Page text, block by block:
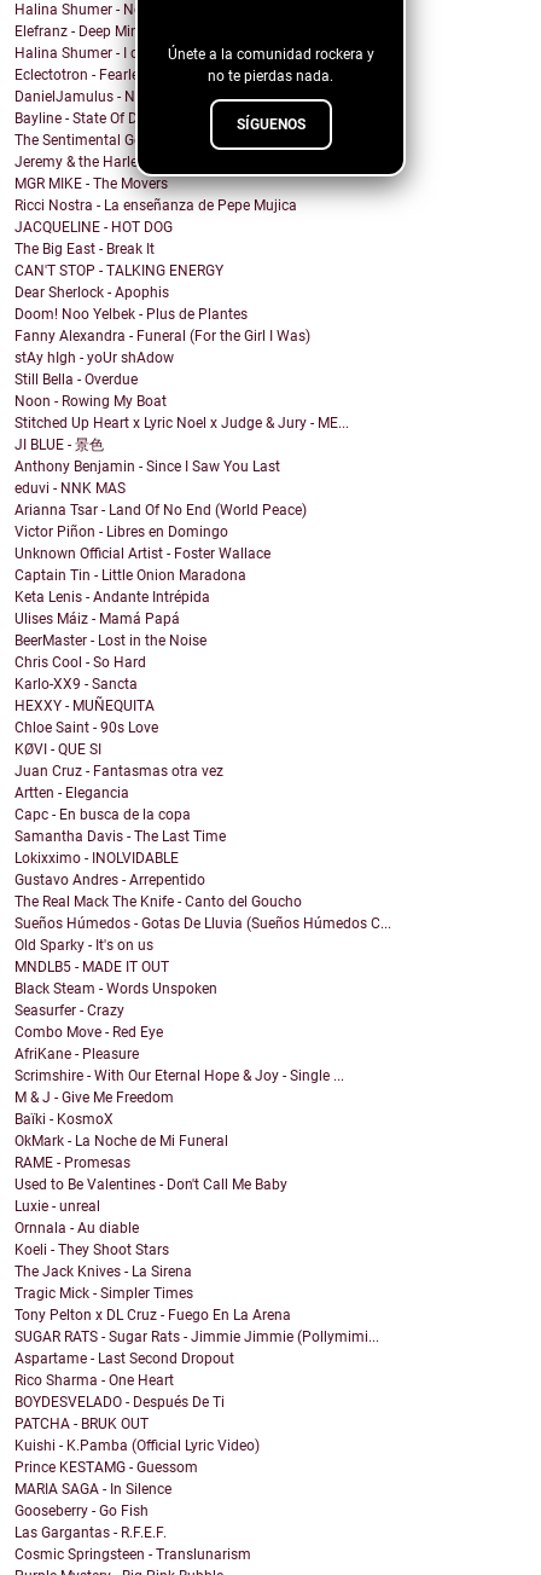
Únete a la comunidad rockera y
no te pierdas nada.
SÍGUENOS
Halina Shumer - No Centro
Elefranz - Deep Mind
Halina Shumer - I don't know
Eclectotron - Fearless
DanielJamulus - No need to cry
Bayline - State Of Despair
The Sentimental Gents - I Wanna Rock With You Baby
Jeremy & the Harlequins - Let Me Down
MGR MIKE - The Movers
Ricci Nostra - La enseñanza de Pepe Mujica
JACQUELINE - HOT DOG
The Big East - Break It
CAN'T STOP - TALKING ENERGY
Dear Sherlock - Apophis
Doom! Noo Yelbek - Plus de Plantes
Fanny Alexandra - Funeral (For the Girl I Was)
stAy hIgh - yoUr shAdow
Still Bella - Overdue
Noon - Rowing My Boat
Stitched Up Heart x Lyric Noel x Judge & Jury - ME...
JI BLUE - 景色
Anthony Benjamin - Since I Saw You Last
eduvi - NNK MAS
Arianna Tsar - Land Of No End (World Peace)
Victor Piñon - Libres en Domingo
Unknown Official Artist - Foster Wallace
Captain Tin - Little Onion Maradona
Keta Lenis - Andante Intrépida
Ulises Máiz - Mamá Papá
BeerMaster - Lost in the Noise
Chris Cool - So Hard
Karlo-XX9 - Sancta
HEXXY - MUÑEQUITA
Chloe Saint - 90s Love
KØVI - QUE SI
Juan Cruz - Fantasmas otra vez
Artten - Elegancia
Capc - En busca de la copa
Samantha Davis - The Last Time
Lokixximo - INOLVIDABLE
Gustavo Andres - Arrepentido
The Real Mack The Knife - Canto del Goucho
Sueños Húmedos - Gotas De Lluvia (Sueños Húmedos C...
Old Sparky - It's on us
MNDLB5 - MADE IT OUT
Black Steam - Words Unspoken
Seasurfer - Crazy
Combo Move - Red Eye
AfriKane - Pleasure
Scrimshire - With Our Eternal Hope & Joy - Single ...
M & J - Give Me Freedom
Baïki - KosmoX
OkMark - La Noche de Mi Funeral
RAME - Promesas
Used to Be Valentines - Don't Call Me Baby
Luxie - unreal
Ornnala - Au diable
Koeli - They Shoot Stars
The Jack Knives - La Sirena
Tragic Mick - Simpler Times
Tony Pelton x DL Cruz - Fuego En La Arena
SUGAR RATS - Sugar Rats - Jimmie Jimmie (Pollymimi...
Aspartame - Last Second Dropout
Rico Sharma - One Heart
BOYDESVELADO - Después De Ti
PATCHA - BRUK OUT
Kuishi - K.Pamba (Official Lyric Video)
Prince KESTAMG - Guessom
MARIA SAGA - In Silence
Gooseberry - Go Fish
Las Gargantas - R.F.E.F.
Cosmic Springsteen - Translunarism